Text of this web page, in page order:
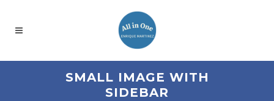
SMALL IMAGE WITH
SIDEBAR